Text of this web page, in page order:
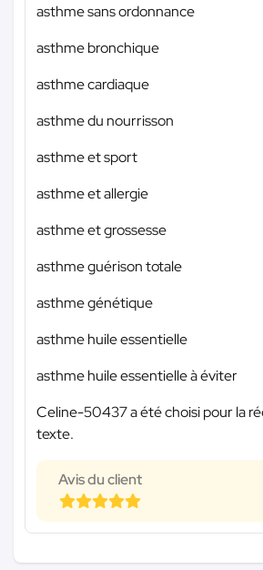
asthme sans ordonnance
asthme bronchique
asthme cardiaque
asthme du nourrisson
asthme et sport
asthme et allergie
asthme et grossesse
asthme guérison totale
asthme génétique
asthme huile essentielle
asthme huile essentielle à éviter
Celine-50437 a été choisi pour la
texte.
Avis du client